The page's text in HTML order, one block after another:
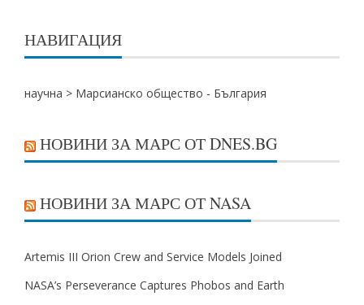
НАВИГАЦИЯ
научна > Марсианско общество - България
НОВИНИ ЗА МАРС ОТ DNES.BG
НОВИНИ ЗА МАРС ОТ NASA
Artemis III Orion Crew and Service Models Joined
NASA’s Perseverance Captures Phobos and Earth